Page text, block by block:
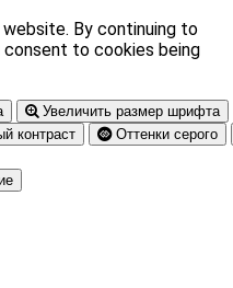
Увеличить размер шрифта
контраст
Оттенки серого
By continuing to
consent to cookies being